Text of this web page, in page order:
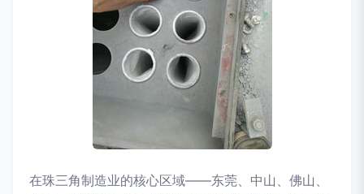
在珠三角制造业的核心区域——东莞、中山、佛山、